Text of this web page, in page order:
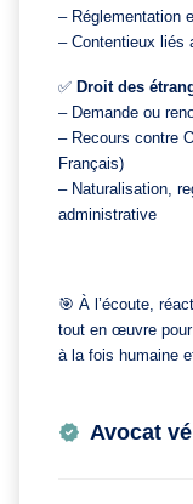
– Réglementation
– Contentieux liés
✅ Droit des
– Demande ou
– Recours contre
Français)
– Naturalisation,
administrative
🎯 À l’écoute,
tout en œuvre
à la fois humaine
Avocat